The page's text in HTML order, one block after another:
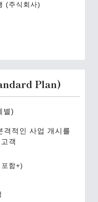
(주식회사)
Plan)
별)
격적인 사업 개시를
객
함+)